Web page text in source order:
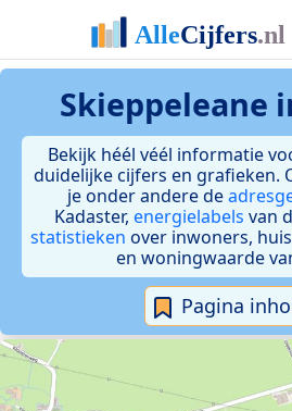
Skieppeleane
Bekijk héél véél informatie
duidelijke cijfers en grafieken.
je onder andere de
Kadaster, energielabels van
statistieken over inwoners,
en woningwaarde
Pagina